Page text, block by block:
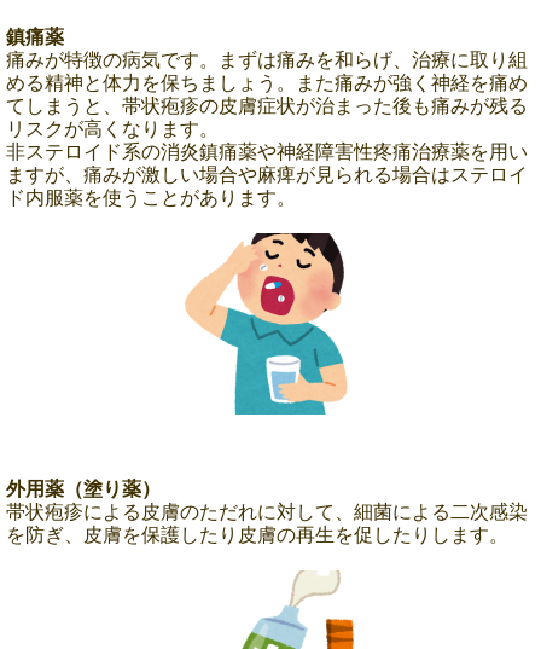
鎮痛薬
痛みが特徴の病気です。まずは痛みを和らげ、治療に取り組
める精神と体力を保ちましょう。また痛みが強く神経を痛め
てしまうと、帯状疱疹の皮膚症状が治まった後も痛みが残る
リスクが高くなります。
非ステロイド系の消炎鎮痛薬や神経障害性疼痛治療薬を用い
ますが、痛みが激しい場合や麻痺が見られる場合はステロイ
ド内服薬を使うことがあります。
外用薬（塗り薬）
帯状疱疹による皮膚のただれに対して、細菌による二次感染
を防ぎ、皮膚を保護したり皮膚の再生を促したりします。